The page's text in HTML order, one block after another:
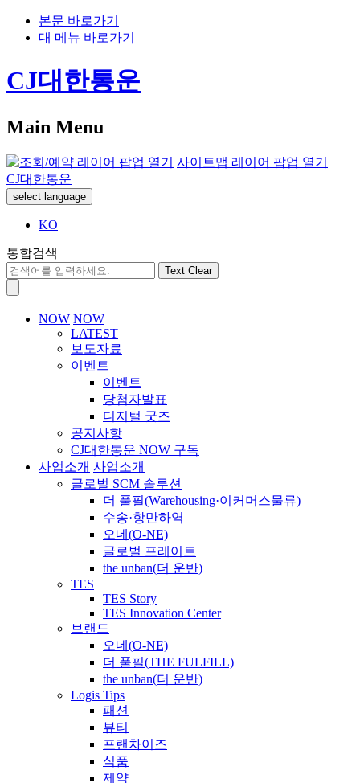
본문 바로가기
대 메뉴 바로가기
CJ대한통운
Main Menu
사이트맵 레이어 팝업 열기
CJ대한통운
select language
KO
통합검색
Text Clear
NOW NOW
LATEST
보도자료
이벤트
이벤트
당첨자발표
디지털 굿즈
공지사항
CJ대한통운 NOW 구독
사업소개 사업소개
글로벌 SCM 솔루션
더 풀필(Warehousing·이커머스물류)
수송·항만하역
오네(O-NE)
글로벌 프레이트
the unban(더 운반)
TES
TES Story
TES Innovation Center
브랜드
오네(O-NE)
더 풀필(THE FULFILL)
the unban(더 운반)
Logis Tips
패션
뷰티
프랜차이즈
식품
제약